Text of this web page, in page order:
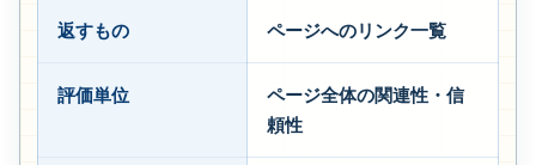
返すもの ページへのリンク一覧
評価単位
ページ全体の関連性・信
頼性